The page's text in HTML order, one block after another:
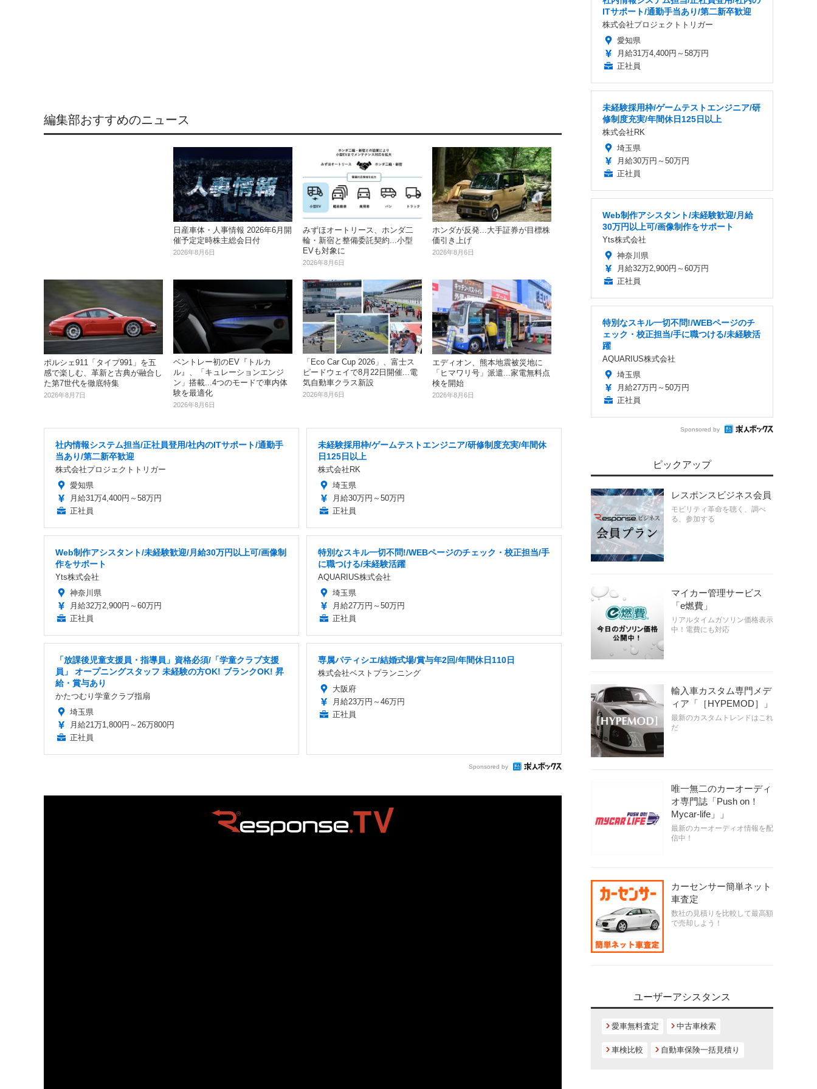
編集部おすすめのニュース
日産車体・人事情報 2026年6月開
催予定定時株主総会日付
2026年8月6日
みずほオートリース、ホンダ二
輪・新宿と整備委託契約...小型
EVも対象に
2026年8月6日
ホンダが反発...大手証券が目標株
価引き上げ
2026年8月6日
ポルシェ911「タイプ991」を五
感で楽しむ、革新と古典が融合し
た第7世代を徹底特集
2026年8月7日
ベントレー初のEV『トルカ
ル』、「キュレーションエンジ
ン」搭載...4つのモードで車内体
験を最適化
2026年8月6日
「Eco Car Cup 2026」、富士ス
ピードウェイで8月22日開催...電
気自動車クラス新設
2026年8月6日
エディオン、熊本地震被災地に
「ヒマワリ号」派遣...家電無料点
検を開始
2026年8月6日
社内情報システム担当/正社員登用/社内のITサポート/通勤手
当あり/第二新卒歓迎
株式会社プロジェクトトリガー
愛知県
月給31万4,400円～58万円
正社員
未経験採用枠/ゲームテストエンジニア/研修制度充実/年間休
日125日以上
株式会社RK
埼玉県
月給30万円～50万円
正社員
Web制作アシスタント/未経験歓迎/月給30万円以上可/画像制
作をサポート
Yts株式会社
神奈川県
月給32万2,900円～60万円
正社員
特別なスキル一切不問!/WEBページのチェック・校正担当/手
に職つける/未経験活躍
AQUARIUS株式会社
埼玉県
月給27万円～50万円
正社員
「放課後児童支援員・指導員」資格必須/「学童クラブ支援
員」 オープニングスタッフ 未経験の方OK! ブランクOK! 昇
給・賞与あり
かたつむり学童クラブ指扇
埼玉県
月給21万1,800円～26万800円
正社員
専属パティシエ/結婚式場/賞与年2回/年間休日110日
株式会社ベストプランニング
大阪府
月給23万円～46万円
正社員
Sponsored by
ITサポート/通勤手当あり/第二新卒歓迎
株式会社プロジェクトトリガー
愛知県
月給31万4,400円～58万円
正社員
未経験採用枠/ゲームテストエンジニア/研
修制度充実/年間休日125日以上
株式会社RK
埼玉県
月給30万円～50万円
正社員
Web制作アシスタント/未経験歓迎/月給
30万円以上可/画像制作をサポート
Yts株式会社
神奈川県
月給32万2,900円～60万円
正社員
特別なスキル一切不問!/WEBページのチ
ェック・校正担当/手に職つける/未経験活
躍
AQUARIUS株式会社
埼玉県
月給27万円～50万円
正社員
Sponsored by
ピックアップ
レスポンスビジネス会員
モビリティ革命を聴く、調べ
る、参加する
マイカー管理サービス
「e燃費」
リアルタイムガソリン価格表示
中！電費にも対応
輸入車カスタム専門メデ
ィア「［HYPEMOD］」
最新のカスタムトレンドはこれ
だ
唯一無二のカーオーディ
オ専門誌「Push on！
Mycar-life」」
最新のカーオーディオ情報を配
信中！
カーセンサー簡単ネット
車査定
数社の見積りを比較して最高額
で売却しよう！
ユーザーアシスタンス
愛車無料査定 中古車検索
車検比較 自動車保険一括見積り